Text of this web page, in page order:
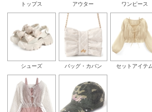
トップス アウター ワンピース
シューズ バッグ・カバン セットアイテ